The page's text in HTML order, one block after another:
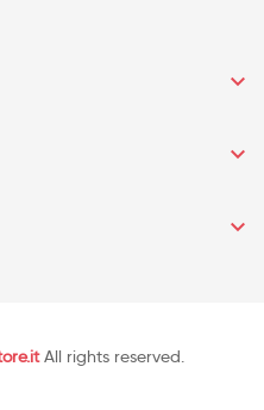



All rights reserved.